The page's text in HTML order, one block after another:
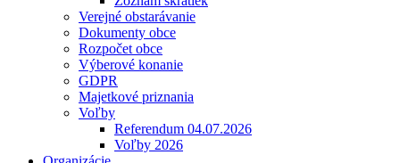
Verejné obstarávanie
Dokumenty obce
Rozpočet obce
Výberové konanie
GDPR
Majetkové priznania
Voľby
Referendum 04.07.2026
Voľby 2026